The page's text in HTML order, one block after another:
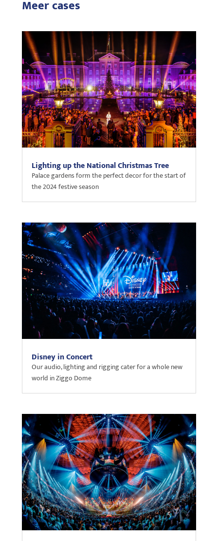
Meer cases
Lighting up the National Christmas Tree
Palace gardens form the perfect decor for the start of
the 2024 festive season
Disney in Concert
Our audio, lighting and rigging cater for a whole new
world in Ziggo Dome